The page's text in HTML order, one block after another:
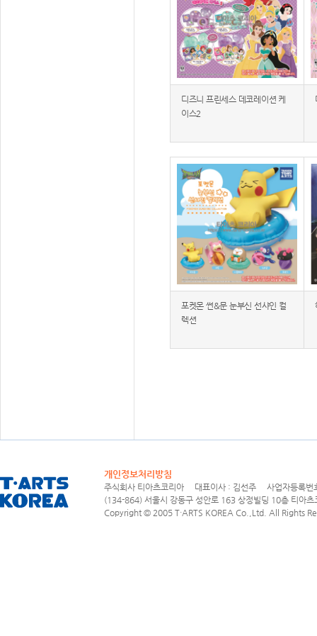
디즈니 프린세스 데코레이션 케
이스2
포켓몬 썬&문 눈부신 선샤인 컬
렉션
개인정보처리방침
주식회사 티아츠코리아 대표이사 : 김선주 사업자등록
(134-864) 서울시 강동구 성안로 163 상정빌딩 10층
Copyright © 2005 T·ARTS KOREA Co.,Ltd. All Rights